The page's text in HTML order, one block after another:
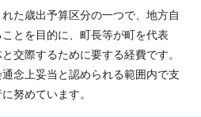
た歳出予算区分の一つで、地方自
とを目的に、町長等が町を代表
交際するために要する経費です。
念上妥当と認められる範囲内で支
努めています。